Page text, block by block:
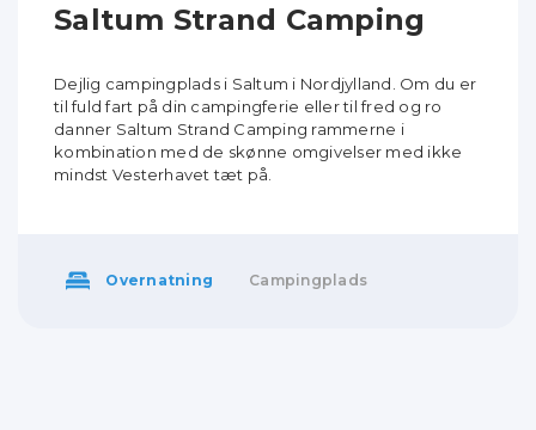
Saltum Strand Camping
Dejlig campingplads i Saltum i Nordjylland. Om du er
til fuld fart på din campingferie eller til fred og ro
danner Saltum Strand Camping rammerne i
kombination med de skønne omgivelser med ikke
mindst Vesterhavet tæt på.
Overnatning Campingplads